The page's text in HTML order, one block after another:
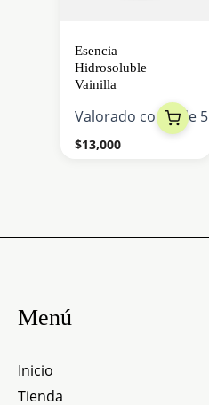
Esencia
Hidrosoluble
Vainilla
Valorado con0de 5
$13,000
Menú
Inicio
Tienda